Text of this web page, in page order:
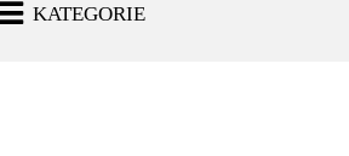
KATEGORIE